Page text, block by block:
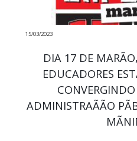
15/03/2023
DIA 17 DE
EDUCADORES
ADMINISTRAÃÃO